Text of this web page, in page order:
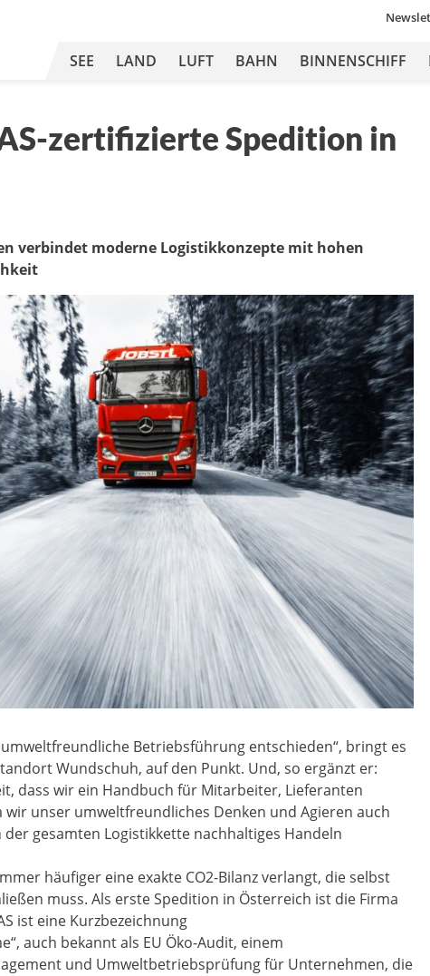
SEE LAND LUFT BAHN BINNENSCHIFF
zertifizierte Spedition in
verbindet moderne Logistikkonzepte mit hohen
Betriebsführung entschieden“, bringt es
Wundschuh, auf den Punkt. Und, so ergänzt er:
dass wir ein Handbuch für Mitarbeiter, Lieferanten
unser umweltfreundliches Denken und Agieren auch
gesamten Logistikkette nachhaltiges Handeln
häufiger eine exakte CO2-Bilanz verlangt, die selbst
muss. Als erste Spedition in Österreich ist die Firma
ist eine Kurzbezeichnung
auch bekannt als EU Öko-Audit, einem
und Umweltbetriebsprüfung für Unternehmen, die